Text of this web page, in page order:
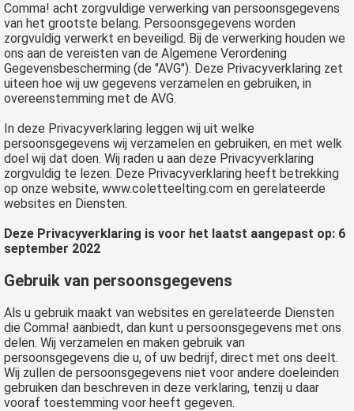
Comma! acht zorgvuldige verwerking van persoonsgegevens
van het grootste belang. Persoonsgegevens worden
zorgvuldig verwerkt en beveiligd. Bij de verwerking houden we
ons aan de vereisten van de Algemene Verordening
Gegevensbescherming (de "AVG"). Deze Privacyverklaring zet
uiteen hoe wij uw gegevens verzamelen en gebruiken, in
overeenstemming met de AVG.
In deze Privacyverklaring leggen wij uit welke
persoonsgegevens wij verzamelen en gebruiken, en met welk
doel wij dat doen. Wij raden u aan deze Privacyverklaring
zorgvuldig te lezen. Deze Privacyverklaring heeft betrekking
op onze website, www.coletteelting.com en gerelateerde
websites en Diensten.
Deze Privacyverklaring is voor het laatst aangepast op: 6
september 2022
Gebruik van persoonsgegevens
Als u gebruik maakt van websites en gerelateerde Diensten
die Comma! aanbiedt, dan kunt u persoonsgegevens met ons
delen. Wij verzamelen en maken gebruik van
persoonsgegevens die u, of uw bedrijf, direct met ons deelt.
Wij zullen de persoonsgegevens niet voor andere doeleinden
gebruiken dan beschreven in deze verklaring, tenzij u daar
vooraf toestemming voor heeft gegeven.